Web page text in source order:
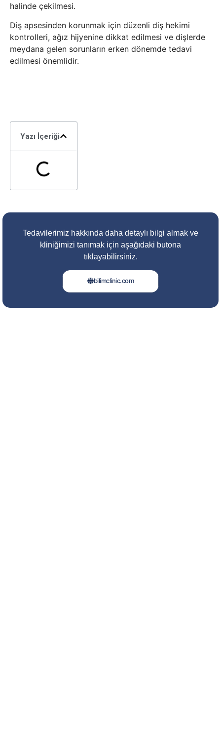
halinde çekilmesi.
Diş apsesinden korunmak için düzenli diş hekimi
kontrolleri, ağız hijyenine dikkat edilmesi ve dişlerde
meydana gelen sorunların erken dönemde tedavi
edilmesi önemlidir.
Yazı İçeriği
Tedavilerimiz hakkında daha detaylı bilgi almak ve
kliniğimizi tanımak için aşağıdaki butona
tıklayabilirsiniz.
bilimclinic.com